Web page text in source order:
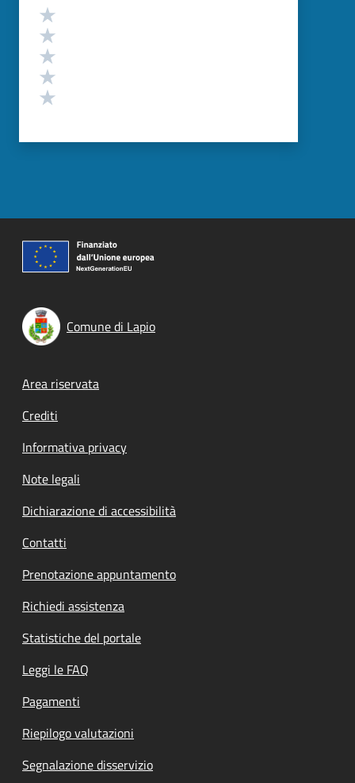
Valutazione
Comune di Lapio
Footer menu
Area riservata
Crediti
Informativa privacy
Note legali
Dichiarazione di accessibilità
Contatti
Prenotazione appuntamento
Richiedi assistenza
Statistiche del portale
Leggi le FAQ
Pagamenti
Riepilogo valutazioni
Segnalazione disservizio